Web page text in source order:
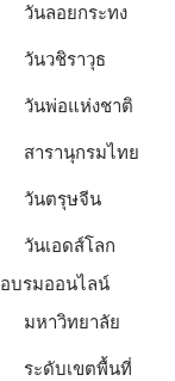
วันลอยกระทง
วันวชิราวุธ
วันพ่อแห่งชาติ
สารานุกรมไทย
วันตรุษจีน
วันเอดส์โลก
อบรมออนไลน์
มหาวิทยาลัย
ระดับเขตพื้นที่